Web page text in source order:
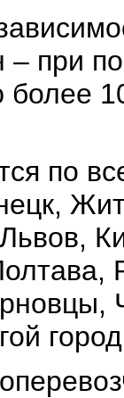
– при
по